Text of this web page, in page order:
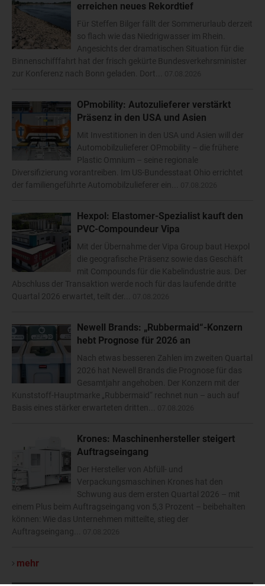
erreichen neues Rekordtief
Für Steffen Bilger fällt der Sommerurlaub derzeit
so flach wie das Niedrigwasser im Rhein.
Angesichts der dramatischen Situation für die
Binnenschifffahrt hat der frisch gekürte Bundesverkehrsminister
zur Konferenz nach Bonn geladen. Dort...
OPmobility: Autozulieferer verstärkt
Präsenz in den USA und Asien
Mit Investitionen in den USA und Asien will der
Automobilzulieferer OPmobility – die frühere
Plastic Omnium – seine regionale
Diversifizierung vorantreiben. Im US-Bundesstaat Ohio errichtet
der familiengeführte Automobilzulieferer ein...
Hexpol: Elastomer-Spezialist kauft den
PVC-Compoundeur Vipa
Mit der Übernahme der Vipa Group baut Hexpol
die geografische Präsenz sowie das Geschäft
mit Compounds für die Kabelindustrie aus. Der
Abschluss der Transaktion werde noch für das laufende dritte
Quartal 2026 erwartet, teilt der...
Newell Brands: „Rubbermaid“-Konzern
hebt Prognose für 2026 an
Nach etwas besseren Zahlen im zweiten Quartal
2026 hat Newell Brands die Prognose für das
Gesamtjahr angehoben. Der Konzern mit der
Kunststoff-Hauptmarke „Rubbermaid“ rechnet nun – auch auf
Basis eines stärker erwarteten dritten...
Krones: Maschinenhersteller steigert
Auftragseingang
Der Hersteller von Abfüll- und
Verpackungsmaschinen Krones hat den
Schwung aus dem ersten Quartal 2026 – mit
einem Plus beim Auftragseingang von 5,3 Prozent – beibehalten
können: Wie das Unternehmen mitteilte, stieg der
Auftragseingang...
mehr